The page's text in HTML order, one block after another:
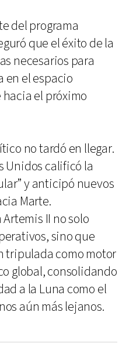
del programa
que el éxito de la
necesarios para
en el espacio
el próximo
no tardó en llegar.
Unidos calificó la
y anticipó nuevos
Marte.
II no solo
sino que
tripulada como motor
global, consolidando
a la Luna como el
aún más lejanos.